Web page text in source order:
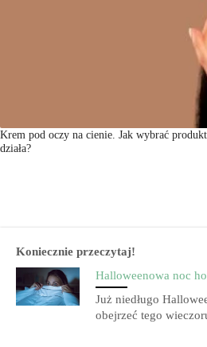
Krem pod oczy na cienie. Jak wybrać
działa?
Koniecznie przeczytaj!
Halloweenowa noc
Już niedługo
obejrzeć tego